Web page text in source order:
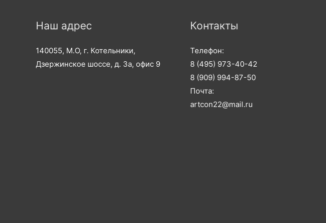
Наш адрес
140055, М.О, г. Котельники,
Дзержинское шоссе, д. 3а, офис 9
Контакты
Телефон:
8 (495) 973-40-42
8 (909) 994-87-50
Почта:
artcon22@mail.ru